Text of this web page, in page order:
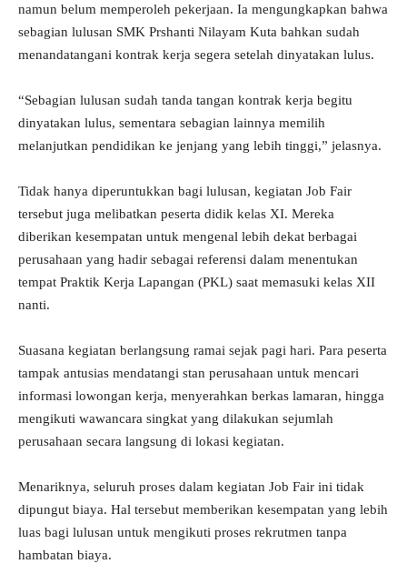
namun belum memperoleh pekerjaan. Ia mengungkapkan bahwa
sebagian lulusan SMK Prshanti Nilayam Kuta bahkan sudah
menandatangani kontrak kerja segera setelah dinyatakan lulus.
“Sebagian lulusan sudah tanda tangan kontrak kerja begitu
dinyatakan lulus, sementara sebagian lainnya memilih
melanjutkan pendidikan ke jenjang yang lebih tinggi,” jelasnya.
Tidak hanya diperuntukkan bagi lulusan, kegiatan Job Fair
tersebut juga melibatkan peserta didik kelas XI. Mereka
diberikan kesempatan untuk mengenal lebih dekat berbagai
perusahaan yang hadir sebagai referensi dalam menentukan
tempat Praktik Kerja Lapangan (PKL) saat memasuki kelas XII
nanti.
Suasana kegiatan berlangsung ramai sejak pagi hari. Para peserta
tampak antusias mendatangi stan perusahaan untuk mencari
informasi lowongan kerja, menyerahkan berkas lamaran, hingga
mengikuti wawancara singkat yang dilakukan sejumlah
perusahaan secara langsung di lokasi kegiatan.
Menariknya, seluruh proses dalam kegiatan Job Fair ini tidak
dipungut biaya. Hal tersebut memberikan kesempatan yang lebih
luas bagi lulusan untuk mengikuti proses rekrutmen tanpa
hambatan biaya.